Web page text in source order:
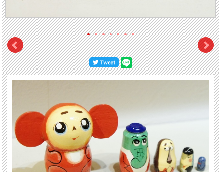
【サイズ】高さ：5.5cm 最大幅（耳を含む）：7cm
■■■手描きのため、一つずつ雰囲気が違います。なにとぞご了承ください。■■■